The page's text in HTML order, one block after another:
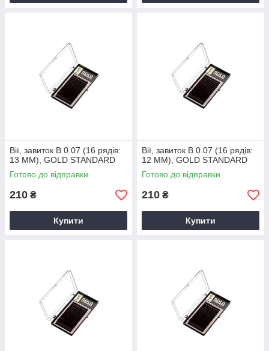
Вії, завиток B 0.07 (16 рядів:
13 ММ), GOLD STANDARD
Готово до відправки
210 ₴
Купити
Вії, завиток B 0.07 (16 рядів:
12 ММ), GOLD STANDARD
Готово до відправки
210 ₴
Купити